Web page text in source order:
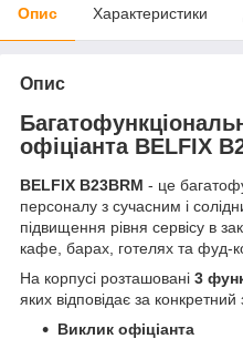
Опис Характеристики
Опис
офіціанта BELFIX
BELFIX B23BRM - це
персоналу з сучасним і
підвищення рівня сервісу в
кафе, барах, готелях та фуд-
На корпусі розташовані 3
яких відповідає за конкретний
Виклик офіціанта